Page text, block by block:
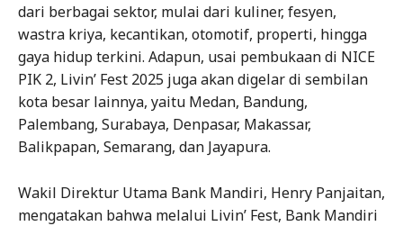
dari berbagai sektor, mulai dari kuliner, fesyen,
wastra kriya, kecantikan, otomotif, properti, hingga
gaya hidup terkini. Adapun, usai pembukaan di NICE
PIK 2, Livin’ Fest 2025 juga akan digelar di sembilan
kota besar lainnya, yaitu Medan, Bandung,
Palembang, Surabaya, Denpasar, Makassar,
Balikpapan, Semarang, dan Jayapura.
Wakil Direktur Utama Bank Mandiri, Henry Panjaitan,
mengatakan bahwa melalui Livin’ Fest, Bank Mandiri